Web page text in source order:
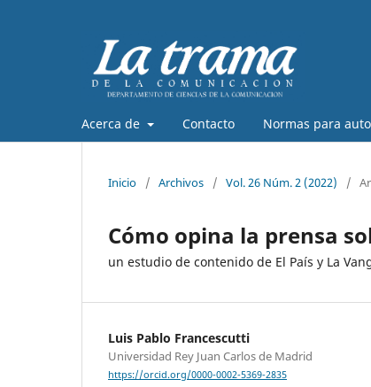
Acerca de Contacto Normas para
Inicio / Archivos / Vol. 26 Núm. 2 (2022) /
Cómo opina la prensa
un estudio de contenido de El País y La
Luis Pablo Francescutti
Universidad Rey Juan Carlos de Madrid
https://orcid.org/0000-0002-5369-2835